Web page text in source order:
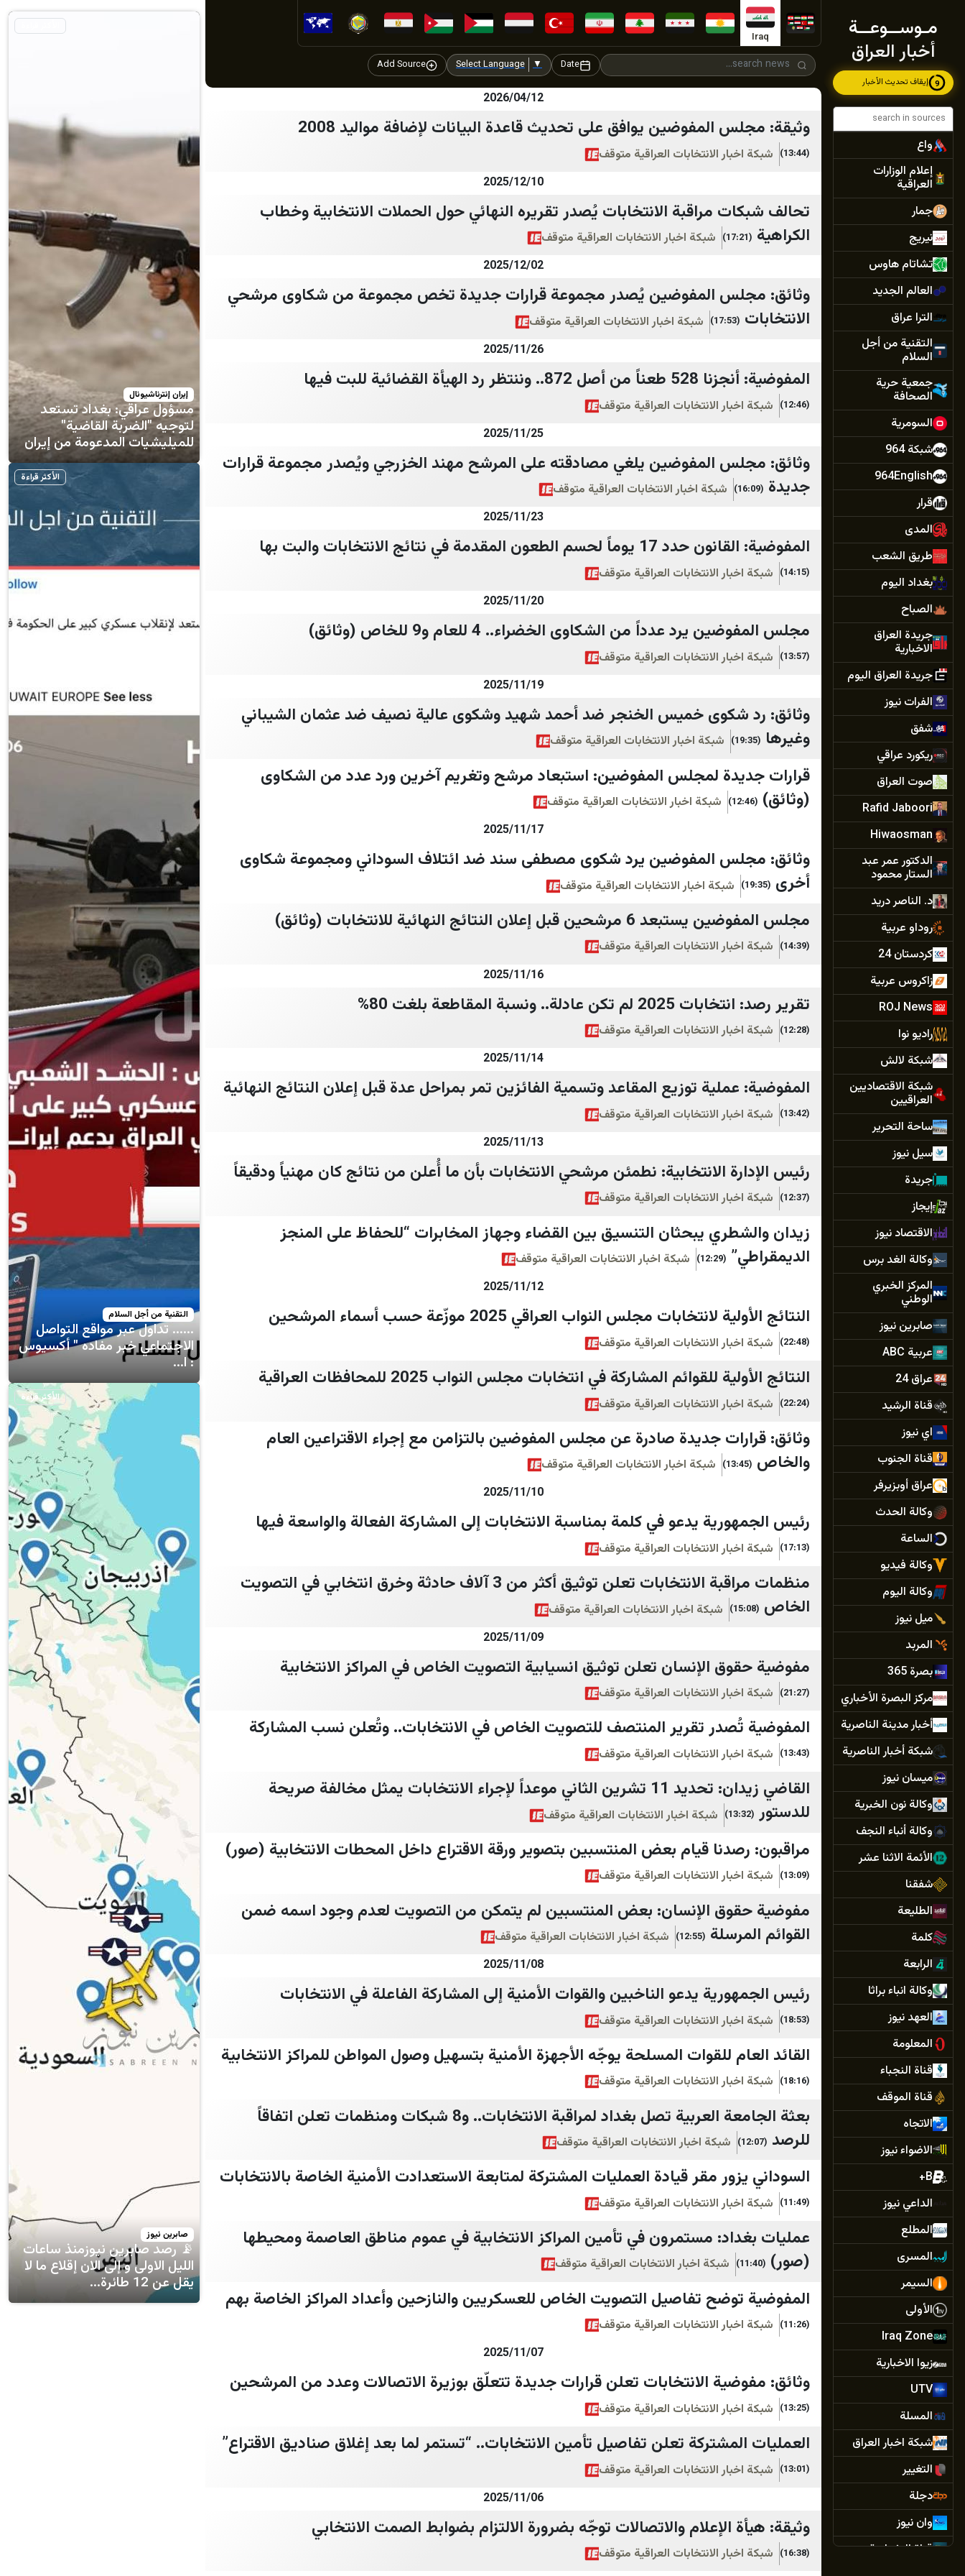
مـوســوعــة
أخبار العراق
7 إيقاف تحديث الأخبار
واع
إعلام الوزارات
العراقية
جمار
نيريج
تشاتام هاوس
العالم الجديد
الترا عراق
التقنية من أجل
السلام
جمعية حرية
الصحافة
السومرية
شبكة 964
964English
قرار
المدى
طريق الشعب
بغداد اليوم
الصباح
جريدة العراق
الاخبارية
جريدة العراق اليوم
الفرات نيوز
شفق
ريكورد عراقي
صوت العراق
Rafid Jaboori
Hiwaosman
الدكتور عمر عبد
الستار محمود
د. الناصر دريد
روداو عربية
كردستان 24
زاكروس عربية
ROJ News
راديو نوا
شبكة لالش
شبكة الاقتصاديين
العراقيين
ساحة التحرير
سيل نيوز
جريدة
إيجاز
الاقتصاد نيوز
وكالة الغد برس
المركز الخبري
الوطني
صابرين نيوز
عربية ABC
عراق 24
قناة الرشيد
اي نيوز
قناة الجنوب
عراق أوبزيرفر
وكالة الحدث
الساعة
وكالة فيديو
وكالة اليوم
ميل نيوز
المربد
بصرة 365
مركز البصرة الأخباري
أخبار مدينة الناصرية
شبكة أخبار الناصرية
ميسان نيوز
وكالة نون الخبرية
وكالة أنباء النجف
الأئمة الاثنا عشر
شفقنا
الطليعة
كلمة
الرابعة
وكالة انباء براثا
العهد نيوز
المعلومة
قناة النجباء
قناة الموقف
الاتجاه
الاضواء نيوز
B+
الداعي نيوز
المطلع
المسرى
السيمر
الأولى
Iraq Zone
زيوا الاخبارية
UTV
المسلة
شبكة اخبار العراق
التغيير
دجلة
وان نيوز
قناة البغدادية
Iraq
Date
Select Language ▼
Add Source
2026/04/12
وثيقة: مجلس المفوضين يوافق على تحديث قاعدة البيانات لإضافة مواليد 2008
(13:44)
شبكة اخبار الانتخابات العراقية متوقف
2025/12/10
تحالف شبكات مراقبة الانتخابات يُصدر تقريره النهائي حول الحملات الانتخابية وخطاب
الكراهية (17:21)
شبكة اخبار الانتخابات العراقية متوقف
2025/12/02
وثائق: مجلس المفوضين يُصدر مجموعة قرارات جديدة تخص مجموعة من شكاوى مرشحي
الانتخابات (17:53)
شبكة اخبار الانتخابات العراقية متوقف
2025/11/26
المفوضية: أنجزنا 528 طعناً من أصل 872.. وننتظر رد الهيأة القضائية للبت فيها
(12:46)
شبكة اخبار الانتخابات العراقية متوقف
2025/11/25
وثائق: مجلس المفوضين يلغي مصادقته على المرشح مهند الخزرجي ويُصدر مجموعة قرارات
جديدة (16:09)
شبكة اخبار الانتخابات العراقية متوقف
2025/11/23
المفوضية: القانون حدد 17 يوماً لحسم الطعون المقدمة في نتائج الانتخابات والبت بها
(14:15)
شبكة اخبار الانتخابات العراقية متوقف
2025/11/20
مجلس المفوضين يرد عدداً من الشكاوى الخضراء.. 4 للعام و9 للخاص (وثائق)
(13:57)
شبكة اخبار الانتخابات العراقية متوقف
2025/11/19
وثائق: رد شكوى خميس الخنجر ضد أحمد شهيد وشكوى عالية نصيف ضد عثمان الشيباني
وغيرها (19:35) شبكة اخبار الانتخابات العراقية متوقف
قرارات جديدة لمجلس المفوضين: استبعاد مرشح وتغريم آخرين ورد عدد من الشكاوى
(وثائق) (12:46)
شبكة اخبار الانتخابات العراقية متوقف
2025/11/17
وثائق: مجلس المفوضين يرد شكوى مصطفى سند ضد ائتلاف السوداني ومجموعة شكاوى
أخرى (19:35) شبكة اخبار الانتخابات العراقية متوقف
مجلس المفوضين يستبعد 6 مرشحين قبل إعلان النتائج النهائية للانتخابات (وثائق)
(14:39)
شبكة اخبار الانتخابات العراقية متوقف
2025/11/16
تقرير رصد: انتخابات 2025 لم تكن عادلة.. ونسبة المقاطعة بلغت 80%
(12:28)
شبكة اخبار الانتخابات العراقية متوقف
2025/11/14
المفوضية: عملية توزيع المقاعد وتسمية الفائزين تمر بمراحل عدة قبل إعلان النتائج النهائية
(13:42)
شبكة اخبار الانتخابات العراقية متوقف
2025/11/13
رئيس الإدارة الانتخابية: نطمئن مرشحي الانتخابات بأن ما أُعلن من نتائج كان مهنياً ودقيقاً
(12:37) شبكة اخبار الانتخابات العراقية متوقف
زيدان والشطري يبحثان التنسيق بين القضاء وجهاز المخابرات “للحفاظ على المنجز
الديمقراطي” (12:29)
شبكة اخبار الانتخابات العراقية متوقف
2025/11/12
النتائج الأولية لانتخابات مجلس النواب العراقي 2025 موزّعة حسب أسماء المرشحين
(22:48) شبكة اخبار الانتخابات العراقية متوقف
النتائج الأولية للقوائم المشاركة في انتخابات مجلس النواب 2025 للمحافظات العراقية
(22:24) شبكة اخبار الانتخابات العراقية متوقف
وثائق: قرارات جديدة صادرة عن مجلس المفوضين بالتزامن مع إجراء الاقتراعين العام
والخاص (13:45)
شبكة اخبار الانتخابات العراقية متوقف
2025/11/10
رئيس الجمهورية يدعو في كلمة بمناسبة الانتخابات إلى المشاركة الفعالة والواسعة فيها
(17:13) شبكة اخبار الانتخابات العراقية متوقف
منظمات مراقبة الانتخابات تعلن توثيق أكثر من 3 آلاف حادثة وخرق انتخابي في التصويت
الخاص (15:08)
شبكة اخبار الانتخابات العراقية متوقف
2025/11/09
مفوضية حقوق الإنسان تعلن توثيق انسيابية التصويت الخاص في المراكز الانتخابية
(21:27) شبكة اخبار الانتخابات العراقية متوقف
المفوضية تُصدر تقرير المنتصف للتصويت الخاص في الانتخابات.. وتُعلن نسب المشاركة
(13:43) شبكة اخبار الانتخابات العراقية متوقف
القاضي زيدان: تحديد 11 تشرين الثاني موعداً لإجراء الانتخابات يمثل مخالفة صريحة
للدستور (13:32) شبكة اخبار الانتخابات العراقية متوقف
مراقبون: رصدنا قيام بعض المنتسبين بتصوير ورقة الاقتراع داخل المحطات الانتخابية (صور)
(13:09) شبكة اخبار الانتخابات العراقية متوقف
مفوضية حقوق الإنسان: بعض المنتسبين لم يتمكن من التصويت لعدم وجود اسمه ضمن
القوائم المرسلة (12:55)
شبكة اخبار الانتخابات العراقية متوقف
2025/11/08
رئيس الجمهورية يدعو الناخبين والقوات الأمنية إلى المشاركة الفاعلة في الانتخابات
(18:53) شبكة اخبار الانتخابات العراقية متوقف
القائد العام للقوات المسلحة يوجّه الأجهزة الأمنية بتسهيل وصول المواطن للمراكز الانتخابية
(18:16) شبكة اخبار الانتخابات العراقية متوقف
بعثة الجامعة العربية تصل بغداد لمراقبة الانتخابات.. و8 شبكات ومنظمات تعلن اتفاقاً
للرصد (12:07) شبكة اخبار الانتخابات العراقية متوقف
السوداني يزور مقر قيادة العمليات المشتركة لمتابعة الاستعدادت الأمنية الخاصة بالانتخابات
(11:49) شبكة اخبار الانتخابات العراقية متوقف
عمليات بغداد: مستمرون في تأمين المراكز الانتخابية في عموم مناطق العاصمة ومحيطها
(صور) (11:40) شبكة اخبار الانتخابات العراقية متوقف
المفوضية توضح تفاصيل التصويت الخاص للعسكريين والنازحين وأعداد المراكز الخاصة بهم
(11:26)
شبكة اخبار الانتخابات العراقية متوقف
2025/11/07
وثائق: مفوضية الانتخابات تعلن قرارات جديدة تتعلّق بوزيرة الاتصالات وعدد من المرشحين
(13:25) شبكة اخبار الانتخابات العراقية متوقف
العمليات المشتركة تعلن تفاصيل تأمين الانتخابات.. “تستمر لما بعد إغلاق صناديق الاقتراع”
(13:01)
شبكة اخبار الانتخابات العراقية متوقف
2025/11/06
وثيقة: هيأة الإعلام والاتصالات توجّه بضرورة الالتزام بضوابط الصمت الانتخابي
(16:38) شبكة اخبار الانتخابات العراقية متوقف
إيران إنترناشيونال
مسؤول عراقي: بغداد تستعد
لتوجيه "الضربة القاضية"
للميليشيات المدعومة من إيران
التقنية من أجل السلام
...... تداول عبر مواقع التواصل
الاجتماعي خبر مفاده " أكسيوس
: ا...
الأكثر قراءة
صابرين نيوز
📡 رصد صابرين نيوزمنذ ساعات
الليل الاولى و إلى الان إقلاع ما لا
يقل عن 12 طائرة...
الأكثر قراءة